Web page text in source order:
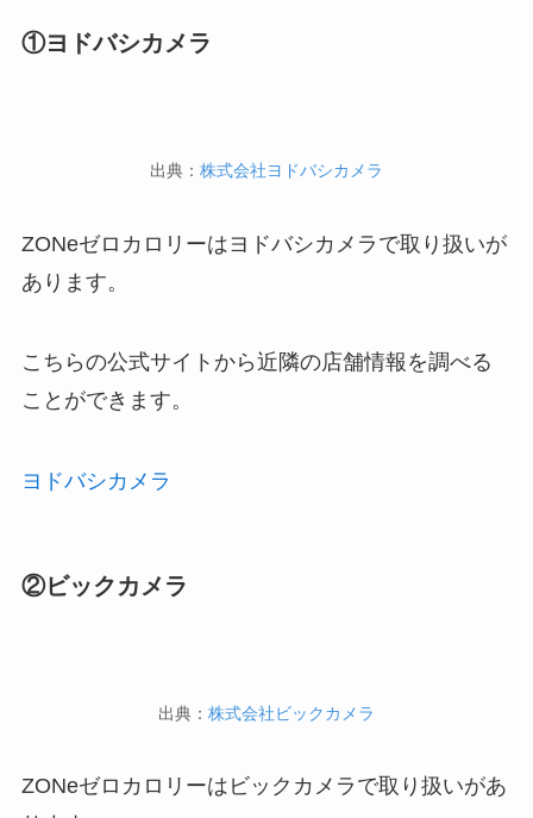
①ヨドバシカメラ
出典： 株式会社ヨドバシカメラ
ZONeゼロカロリーはヨドバシカメラで取り扱いが
あります。
こちらの公式サイトから近隣の店舗情報を調べる
ことができます。
ヨドバシカメラ
②ビックカメラ
出典： 株式会社ビックカメラ
ZONeゼロカロリーはビックカメラで取り扱いがあ